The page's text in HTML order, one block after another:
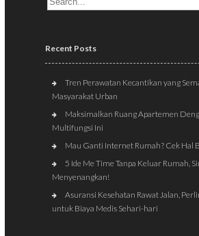
Recent Posts
Tren Perawatan Kecantikan yang
Masyarakat Urban
Maksimalkan Ruang Apartemen
Multifungsi Ini
Mau Ganti Internet Rumah? Cek Hal
5 Ide Me Time Tanpa Keluar Rumah,
Menyenangkan!
Asuransi Kesehatan Rawat Jalan,
untuk Biaya Medis Sehari-hari